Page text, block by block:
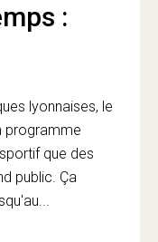
:
lyonnaises, le
programme
que des
public. Ça